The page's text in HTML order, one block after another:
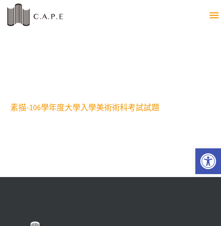
素描-106學年度大學入學美術術科考試試題